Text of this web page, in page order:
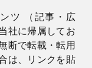
ツ （記事・広
社に帰属してお
断で転載・転用
は、リンクを貼